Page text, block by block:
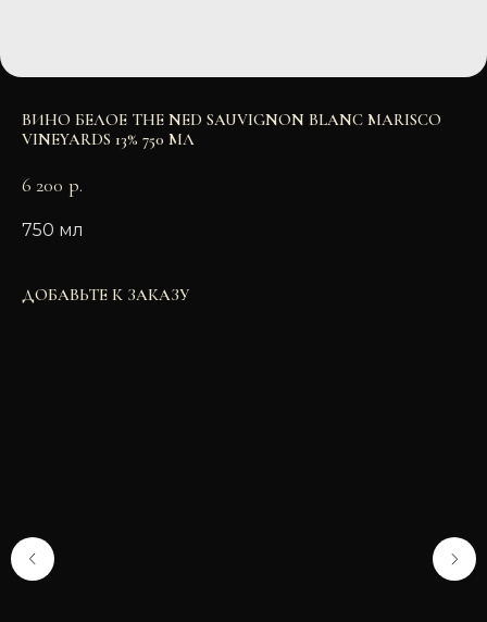
ВИНО БЕЛОЕ THE NED SAUVIGNON BLANC MARISCO
VINEYARDS 13% 750 МЛ
6 200 р.
750 мл
ДОБАВЬТЕ К ЗАКАЗУ